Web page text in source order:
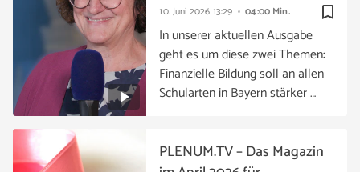
bookmark_border
10. Juni 2026 13:29 04:00 Min.
In unserer aktuellen Ausgabe
geht es um diese zwei Themen:
Finanzielle Bildung soll an allen
Schularten in Bayern stärker …
PLENUM.TV – Das Magazin